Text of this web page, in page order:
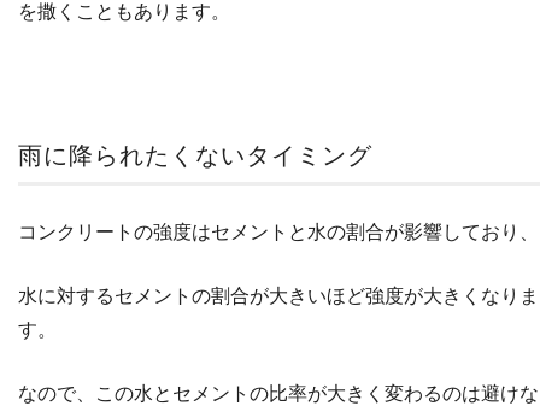
を撒くこともあります。
雨に降られたくないタイミング
コンクリートの強度はセメントと水の割合が影響しており、
水に対するセメントの割合が大きいほど強度が大きくなりま
す。
なので、この水とセメントの比率が大きく変わるのは避け